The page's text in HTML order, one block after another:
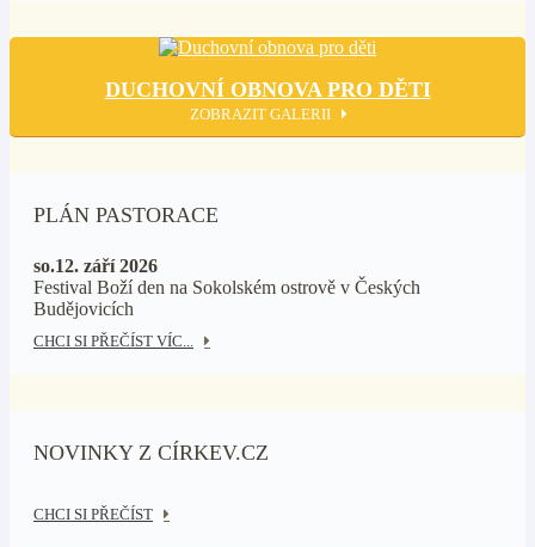
DUCHOVNÍ OBNOVA PRO DĚTI
ZOBRAZIT GALERII
PLÁN PASTORACE
so.12. září 2026
Festival Boží den na Sokolském ostrově v Českých
Budějovicích
CHCI SI PŘEČÍST VÍC...
NOVINKY Z CÍRKEV.CZ
CHCI SI PŘEČÍST